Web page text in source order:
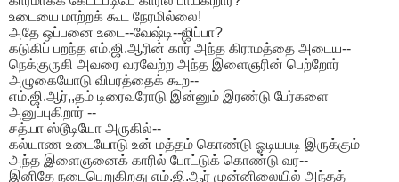
உடையை மாற்றக் கூட நேரமில்லை!
அதே ஒப்பனை உடை--வேஷ்டி--ஜிப்பா?
கடுகிப் பறந்த எம்.ஜி.ஆரின் கார் அந்த கிராமத்தை அடைய--
நெக்குருகி அவரை வரவேற்ற அந்த இளைஞரின் பெற்றோர்
அழுகையோடு விபரத்தைக் கூற--
எம்.ஜி.ஆர்,,தம் டிரைவரோடு இன்னும் இரண்டு பேர்களை
அனுப்புகிறார் --
சத்யா ஸ்டூடியோ அருகில்--
கல்யாண உடையோடு உன் மத்தம் கொண்டு ஓடியபடி இருக்கும்
அந்த இளைஞனைக் காரில் போட்டுக் கொண்டு வர--
இனிதே நடைபெறுகிறது எம்.ஜி.ஆர் முன்னிலையில் அந்தத்